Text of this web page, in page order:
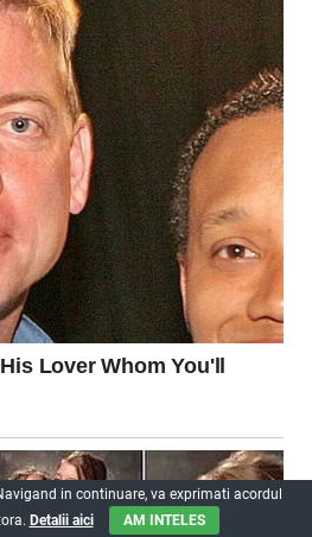
in continuare, va exprimati acordul
Detalii aici AM INTELES